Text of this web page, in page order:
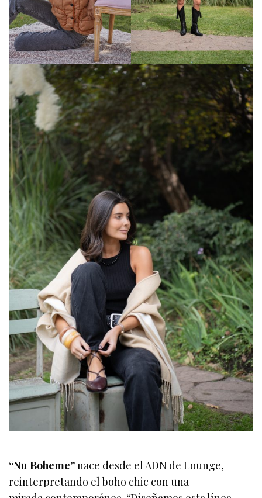
“Nu Boheme”nace desde el ADN de Lounge,
reinterpretando el boho chic con una